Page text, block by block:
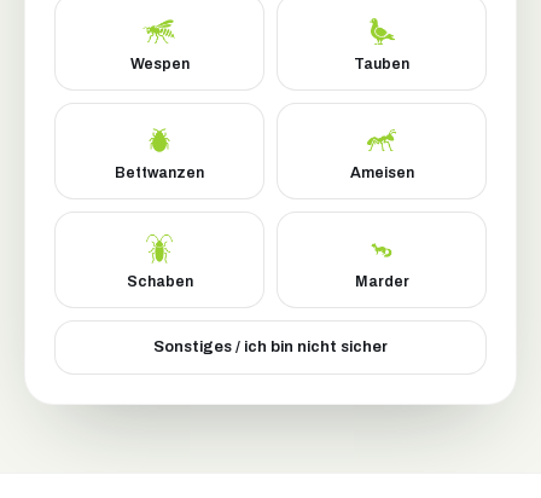
Wespen Tauben
Bettwanzen Ameisen
Schaben Marder
Sonstiges / ich bin nicht sicher